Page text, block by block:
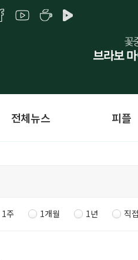
전체뉴스 피플
1주 1개월 1년 직